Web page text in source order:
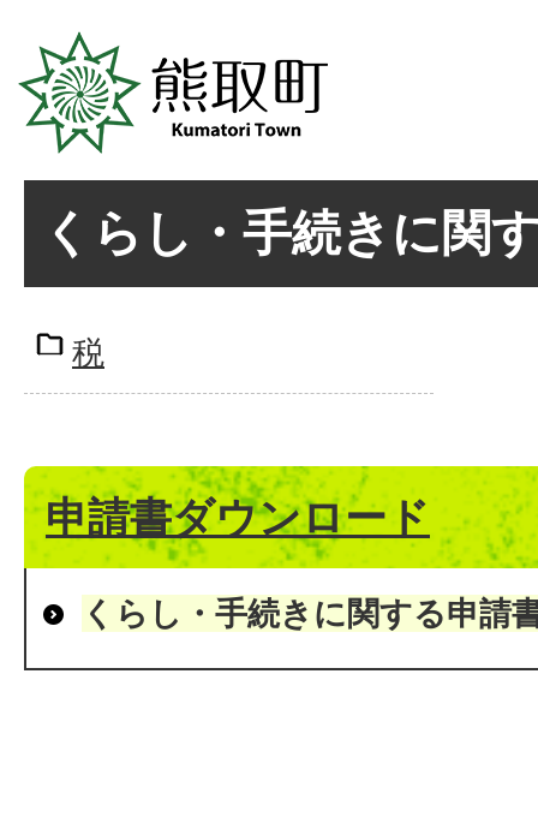
くらし・手続きに関
税
申請書ダウンロード
くらし・手続きに関する申請